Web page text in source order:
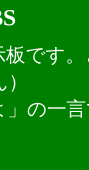
板です
」の一